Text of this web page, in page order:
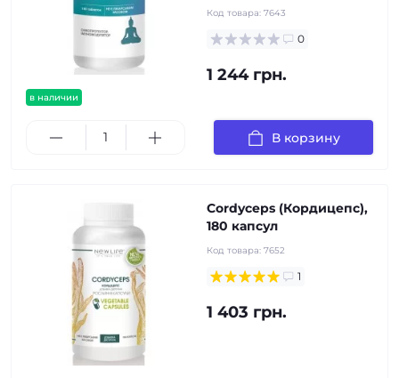
в наличии
Код товара: 7643
0
1 244 грн.
В корзину
Cordyceps (Кордицепс),
180 капсул
Код товара: 7652
1
1 403 грн.